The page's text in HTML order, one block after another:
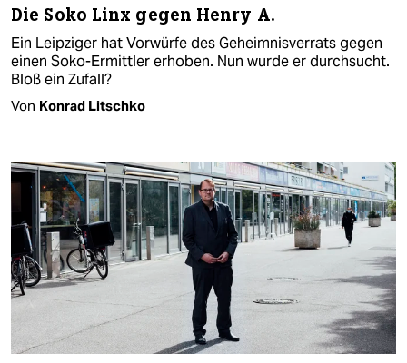
Die Soko Linx gegen Henry A.
Ein Leipziger hat Vorwürfe des Geheimnisverrats gegen
einen Soko-Ermittler erhoben. Nun wurde er durchsucht.
Bloß ein Zufall?
Von Konrad Litschko